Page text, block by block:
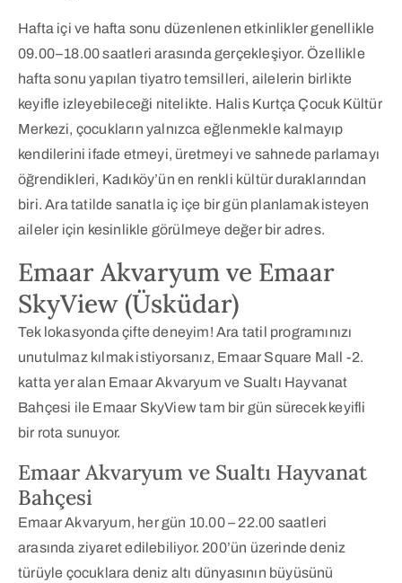
Hafta içi ve hafta sonu düzenlenen etkinlikler genellikle
09.00–18.00 saatleri arasında gerçekleşiyor. Özellikle
hafta sonu yapılan tiyatro temsilleri, ailelerin birlikte
keyifle izleyebileceği nitelikte. Halis Kurtça Çocuk Kültür
Merkezi, çocukların yalnızca eğlenmekle kalmayıp
kendilerini ifade etmeyi, üretmeyi ve sahnede parlamayı
öğrendikleri, Kadıköy’ün en renkli kültür duraklarından
biri. Ara tatilde sanatla iç içe bir gün planlamak isteyen
aileler için kesinlikle görülmeye değer bir adres.
Emaar Akvaryum ve Emaar
SkyView (Üsküdar)
Tek lokasyonda çifte deneyim! Ara tatil programınızı
unutulmaz kılmak istiyorsanız, Emaar Square Mall -2.
katta yer alan Emaar Akvaryum ve Sualtı Hayvanat
Bahçesi ile Emaar SkyView tam bir gün sürecek keyifli
bir rota sunuyor.
Emaar Akvaryum ve Sualtı Hayvanat
Bahçesi
Emaar Akvaryum, her gün 10.00 – 22.00 saatleri
arasında ziyaret edilebiliyor. 200’ün üzerinde deniz
türüyle çocuklara deniz altı dünyasının büyüsünü